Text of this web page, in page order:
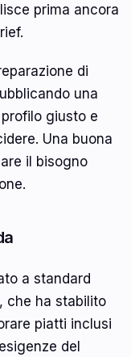
prima ancora
di
una
giusto e
Una buona
il bisogno
a standard
, che ha stabilito
piatti inclusi
del